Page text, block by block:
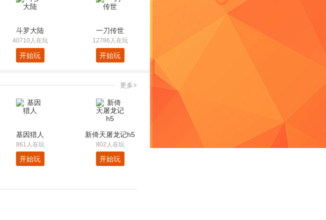
斗罗大陆
40710人在玩
开始玩
一刀传世
12786人在玩
开始玩
更多>
基因猎人
861人在玩
开始玩
新倚天屠龙记h5
802人在玩
开始玩